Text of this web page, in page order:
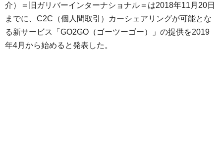
介）＝旧ガリバーインターナショナル＝は2018年11月20日
までに、C2C（個人間取引）カーシェアリングが可能とな
る新サービス「GO2GO（ゴーツーゴー）」の提供を2019
年4月から始めると発表した。